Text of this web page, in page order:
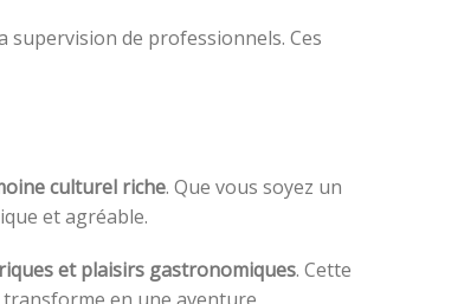
de professionnels. Ces
culturel riche. Que vous soyez un
et agréable.
et plaisirs gastronomiques. Cette